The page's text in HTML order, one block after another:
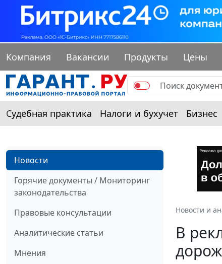
Компания Вакансии Продукты Цены
Судебная практика Налоги и бухучет Бизнес
Новости
Горячие документы / Мониторинг
законодательства
Правовые консультации
Аналитические статьи
Мнения
Новости и
В